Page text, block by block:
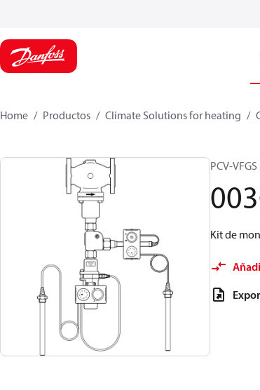
Home Productos Climate Solutions for heating
PCV-
Kit de